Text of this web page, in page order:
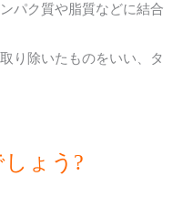
パク質や脂質などに結合
り除いたものをいい、タ
ょう?